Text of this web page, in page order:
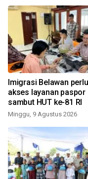
Imigrasi Belawan
akses layanan paspor
sambut HUT ke-81 RI
Minggu, 9 Agustus 2026